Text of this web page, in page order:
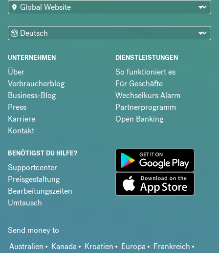
UNTERNEHMEN
Über
Verbraucherblog
Business-Blog
Press
Karriere
Kontakt
DIENSTLEISTUNGEN
So funktioniert es
Für Geschäfte
Wechselkurs Alarm
Partnerprogramm
Open Banking
BENÖTIGST DU HILFE?
Supportcenter
Preisgestaltung
Bearbeitungszeiten
Umtausch
Send money to
Australien
Kanada Kroatien Europa
Frankreich